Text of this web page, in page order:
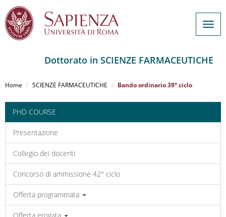
al
principale
Dottorato in SCIENZE FARMACEUTICHE
Home SCIENZE FARMACEUTICHE Bando ordinario 39° ciclo
PHD COURSE
Presentazione
Collegio dei docenti
Concorso di ammissione 42° ciclo
Offerta programmata